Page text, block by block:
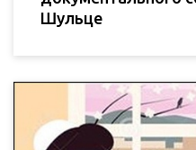
Шульце